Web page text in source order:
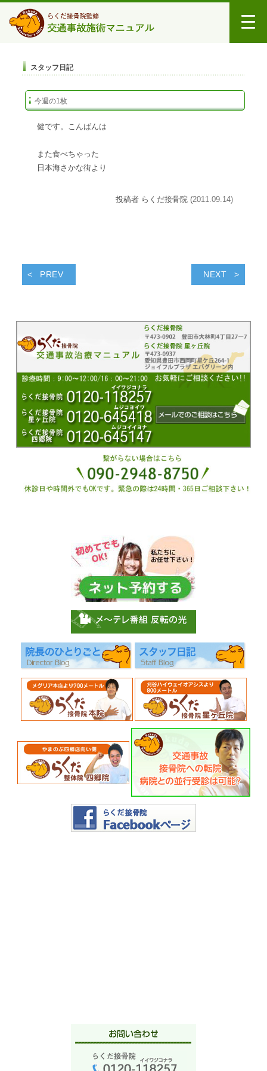
スタッフ日記
今週の1枚
健です。こんばんは
また食べちゃった
日本海さかな街より
投稿者 らくだ接骨院 (2011.09.14)
PREV NEXT